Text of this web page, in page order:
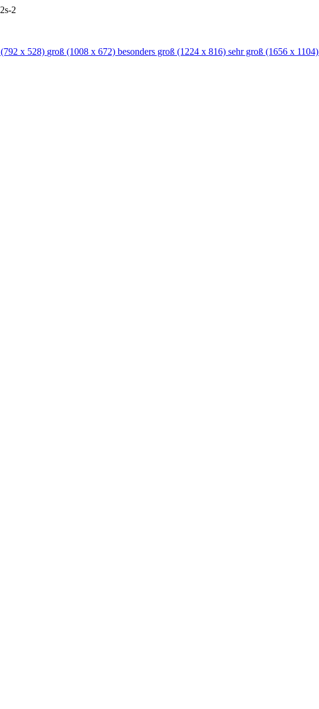
2
(792 x 528) groß (1008 x 672) besonders groß (1224 x 816) sehr groß (1656 x 1104)